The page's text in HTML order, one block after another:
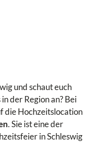
und schaut euch
der Region an? Bei
die Hochzeitslocation
. Sie ist eine der
in Schleswig